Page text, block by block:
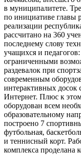
в муниципалитете.
по инициативе главы
реализации
рассчитано на 360
последнему слову
учащихся и
ограниченными
раздевалок при
современным
интерактивных
Интернет. Плюс к
оборудован всем
образовательному
построено 7
футбольная,
и теннисный корт.
комплекса проделана